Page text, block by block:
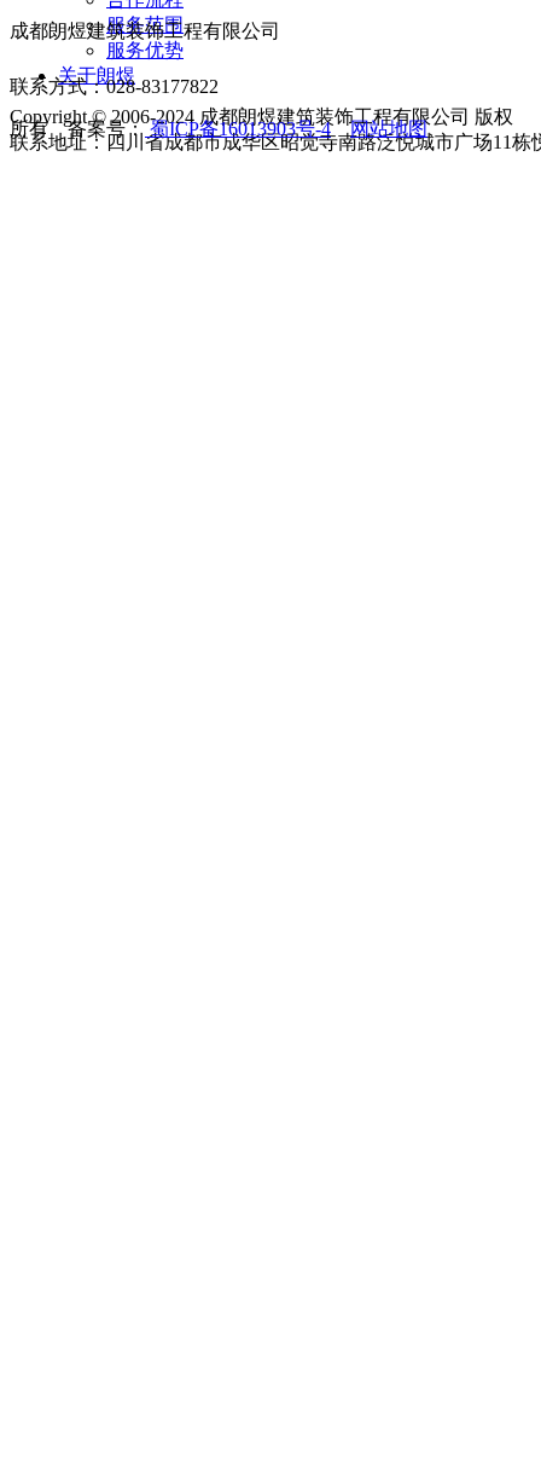
服务范围
服务优势
关于朗煜
成都朗煜建筑装饰工程有限公司
联系方式：028-83177822
联系地址：四川省成都市成华区昭觉寺南路泛悦城市广场11栋
Copyright © 2006-2024 成都朗煜建筑装饰工程有限公司 版权
所有 备案号：蜀ICP备16013903号-4 网站地图